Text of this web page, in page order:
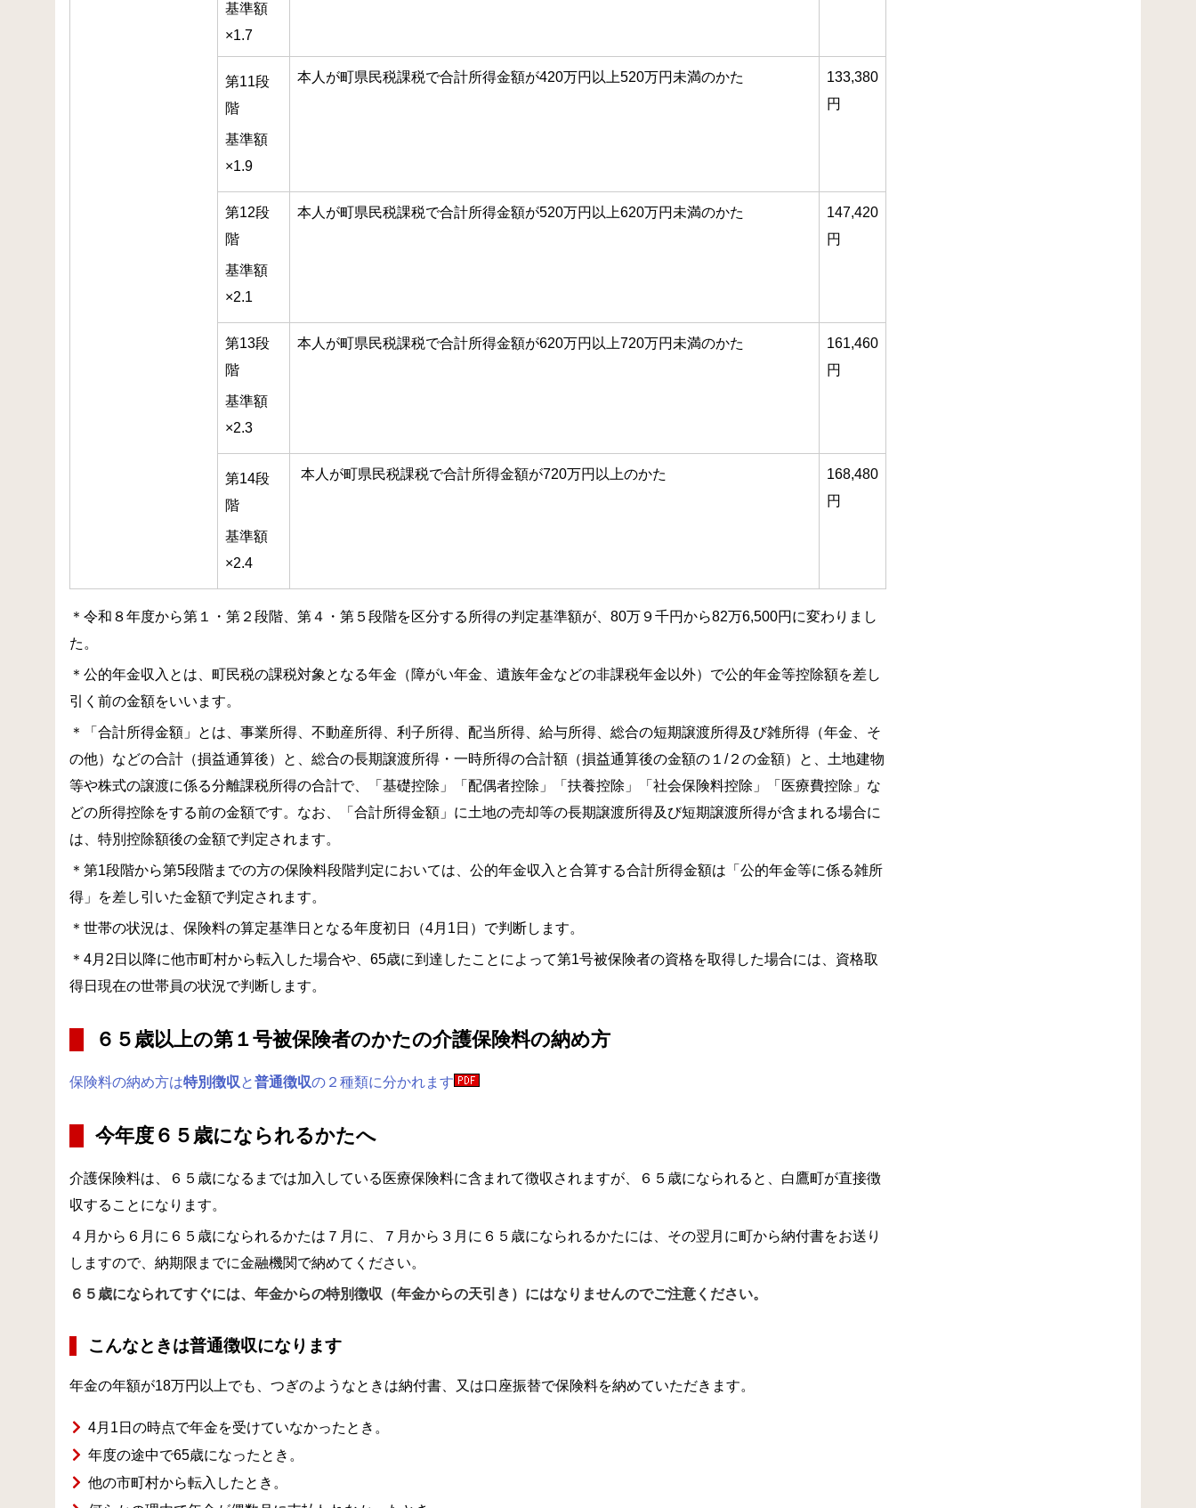
基準額
×1.7
第11段
階
基準額
×1.9
本人が町県民税課税で合計所得金額が420万円以上520万円未満のかた
133,380
円
第12段
階
基準額
×2.1
本人が町県民税課税で合計所得金額が520万円以上620万円未満のかた
147,420
円
第13段
階
基準額
×2.3
本人が町県民税課税で合計所得金額が620万円以上720万円未満のかた
161,460
円
第14段
階
基準額
×2.4
本人が町県民税課税で合計所得金額が720万円以上のかた
168,480
円
＊令和８年度から第１・第２段階、第４・第５段階を区分する所得の判定基準額が、80万９千円から82万6,500円に変わりまし
た。
＊公的年金収入とは、町民税の課税対象となる年金（障がい年金、遺族年金などの非課税年金以外）で公的年金等控除額を差し
引く前の金額をいいます。
＊「合計所得金額」とは、事業所得、不動産所得、利子所得、配当所得、給与所得、総合の短期譲渡所得及び雑所得（年金、そ
の他）などの合計（損益通算後）と、総合の長期譲渡所得・一時所得の合計額（損益通算後の金額の１/２の金額）と、土地建物
等や株式の譲渡に係る分離課税所得の合計で、「基礎控除」「配偶者控除」「扶養控除」「社会保険料控除」「医療費控除」な
どの所得控除をする前の金額です。なお、「合計所得金額」に土地の売却等の長期譲渡所得及び短期譲渡所得が含まれる場合に
は、特別控除額後の金額で判定されます。
＊第1段階から第5段階までの方の保険料段階判定においては、公的年金収入と合算する合計所得金額は「公的年金等に係る雑所
得」を差し引いた金額で判定されます。
＊世帯の状況は、保険料の算定基準日となる年度初日（4月1日）で判断します。
＊4月2日以降に他市町村から転入した場合や、65歳に到達したことによって第1号被保険者の資格を取得した場合には、資格取
得日現在の世帯員の状況で判断します。
６５歳以上の第１号被保険者のかたの介護保険料の納め方
保険料の納め方は特別徴収 と普通徴収の２種類に分かれます
今年度６５歳になられるかたへ
介護保険料は、６５歳になるまでは加入している医療保険料に含まれて徴収されますが、６５歳になられると、白鷹町が直接徴
収することになります。
４月から６月に６５歳になられるかたは７月に、７月から３月に６５歳になられるかたには、その翌月に町から納付書をお送り
しますので、納期限までに金融機関で納めてください。
６５歳になられてすぐには、年金からの特別徴収（年金からの天引き）にはなりませんのでご注意ください。
こんなときは普通徴収になります
年金の年額が18万円以上でも、つぎのようなときは納付書、又は口座振替で保険料を納めていただきます。
4月1日の時点で年金を受けていなかったとき。
年度の途中で65歳になったとき。
他の市町村から転入したとき。